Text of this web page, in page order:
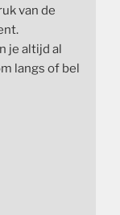
van de
je altijd al
langs of bel